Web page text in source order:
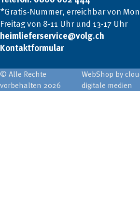
*Gratis-Nummer, erreichbar von
Freitag von 8-11 Uhr und 13-17 Uhr
heimlieferservice@volg.ch
Kontaktformular
© Alle Rechte
vorbehalten 2026
WebShop by
digitale medien